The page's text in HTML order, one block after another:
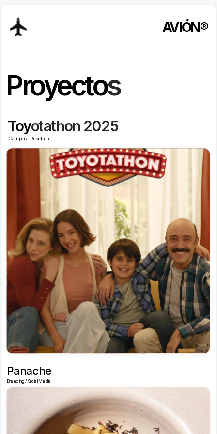
AVIÓN®
Proyectos
Toyotathon 2025
Campaña Publicitaria
Panache
Branding / Social Media